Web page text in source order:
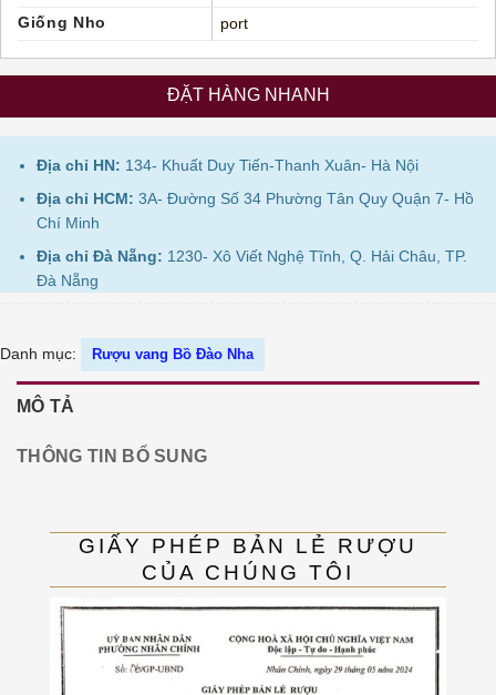
Giống Nho
port
ĐẶT HÀNG NHANH
Địa chỉ HN: 134- Khuất Duy Tiến-Thanh Xuân- Hà Nội
Địa chỉ HCM: 3A- Đường Số 34 Phường Tân Quy Quận 7- Hồ
Chí Minh
Địa chỉ Đà Nẵng: 1230- Xô Viết Nghệ Tĩnh, Q. Hải Châu, TP.
Đà Nẵng
Danh mục: Rượu vang Bồ Đào Nha
MÔ TẢ
THÔNG TIN BỔ SUNG
GIẤY PHÉP BẢN LẺ RƯỢU
CỦA CHÚNG TÔI